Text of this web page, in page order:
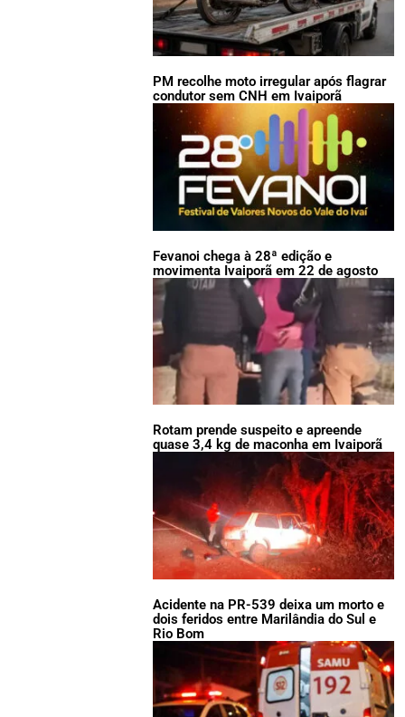
PM recolhe moto irregular após flagrar
condutor sem CNH em Ivaiporã
Fevanoi chega à 28ª edição e
movimenta Ivaiporã em 22 de agosto
Rotam prende suspeito e apreende
quase 3,4 kg de maconha em Ivaiporã
Acidente na PR-539 deixa um morto e
dois feridos entre Marilândia do Sul e
Rio Bom